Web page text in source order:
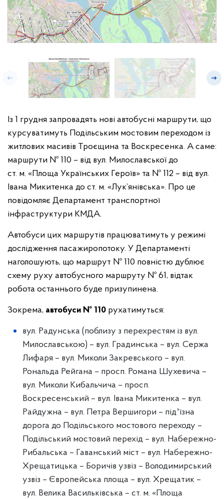
Із 1 грудня запровадять нові автобусні маршрути, що
курсуватимуть Подільським мостовим переходом із
житлових масивів Троєщина та Воскресенка. А саме:
маршрути № 110 – від вул. Милославської до
ст. м. «Площа Українських Героїв» та № 112 – від вул.
Івана Микитенка до ст. м. «Лук’янівська». Про це
повідомляє Департамент транспортної
інфраструктури КМДА.
Автобуси цих маршрутів працюватимуть у режимі
дослідження пасажиропотоку. У Департаменті
наголошують, що маршрут № 110 повністю дублює
схему руху автобусного маршруту № 61, відтак
робота останнього буде призупинена.
Зокрема, автобуси № 110 рухатимуться:
вул. Радунська (поблизу з перехрестям із вул.
Милославською) – вул. Градинська – вул. Сержа
Лифаря – вул. Миколи Закревського – вул.
Рональда Рейгана – просп. Романа Шухевича –
вул. Миколи Кибальчича – просп.
Воскресенський – вул. Івана Микитенка – вул.
Райдужна – вул. Петра Вершигори – підʼїзна
дорога до Подільського мостового переходу –
Подільський мостовий перехід – вул. Набережно-
Рибальська – Гаванський міст – вул. Набережно-
Хрещатицька – Боричів узвіз – Володимирський
узвіз – Європейська площа – вул. Хрещатик –
вул. Велика Васильківська – ст. м. «Площа